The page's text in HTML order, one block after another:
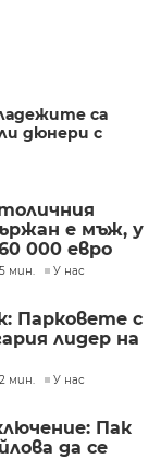
са
дюнери с
е мъж, у
000 евро
мин. У нас
Парковете с
лидер на
мин. У нас
Пак
да се